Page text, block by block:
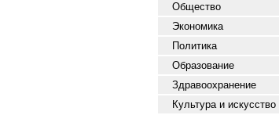
Общество
Экономика
Политика
Образование
Здравоохранение
Культура и искусство